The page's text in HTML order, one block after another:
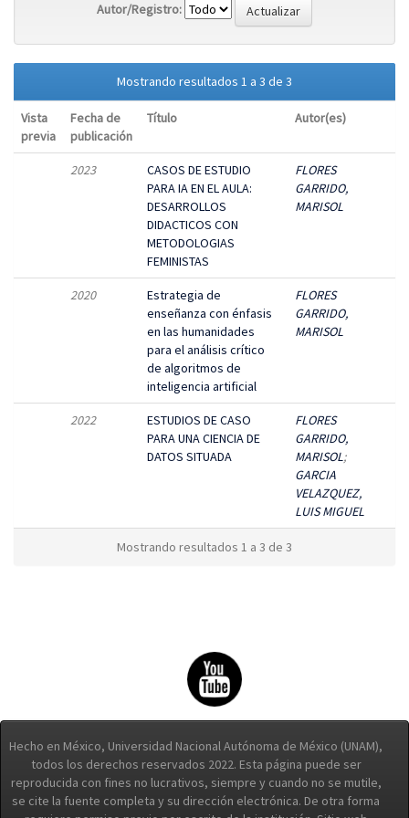
Autor/Registro:
Mostrando resultados 1 a 3 de 3
Vista
previa
Fecha de
publicación
Título Autor(es)
2023
CASOS DE ESTUDIO
PARA IA EN EL AULA:
DESARROLLOS
DIDACTICOS CON
METODOLOGIAS
FEMINISTAS
FLORES
GARRIDO,
MARISOL
2020
Estrategia de
enseñanza con énfasis
en las humanidades
para el análisis crítico
de algoritmos de
inteligencia artificial
FLORES
GARRIDO,
MARISOL
2022
ESTUDIOS DE CASO
PARA UNA CIENCIA DE
DATOS SITUADA
FLORES
GARRIDO,
MARISOL;
GARCIA
VELAZQUEZ,
LUIS MIGUEL
Mostrando resultados 1 a 3 de 3
Hecho en México, Universidad Nacional Autónoma de México (UNAM),
todos los derechos reservados 2022. Esta página puede ser
reproducida con fines no lucrativos, siempre y cuando no se mutile,
se cite la fuente completa y su dirección electrónica. De otra forma